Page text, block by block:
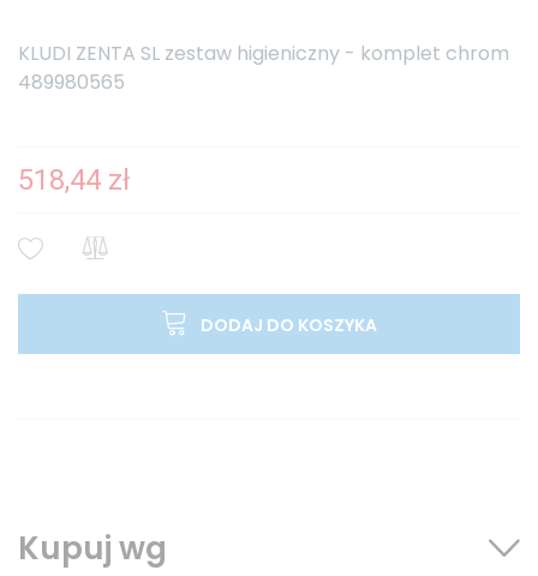
KLUDI ZENTA SL zestaw higieniczny - komplet chrom
489980565
518,44 zł
DODAJ DO KOSZYKA
Kupuj wg